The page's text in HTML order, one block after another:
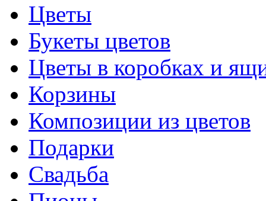
Цветы
Букеты цветов
Цветы в коробках и
Корзины
Композиции из цветов
Подарки
Свадьба